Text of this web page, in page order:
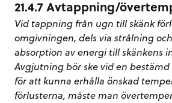
21.4.7 Avtappning/
Vid tappning från ugn till skänk
omgivningen, dels via strålning
absorption av energi till skänkens
Avgjutning bör ske vid en
för att kunna erhålla önskad
förlusterna, måste man